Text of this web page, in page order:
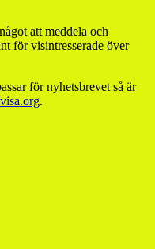
att meddela och
för visintresserade över
för nyhetsbrevet så är
.